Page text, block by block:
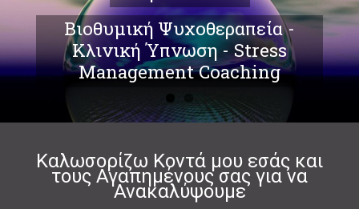
Βιοθυμική Ψυχοθεραπεία -
Κλινική Ύπνωση - Stress
Management Coaching
Καλωσορίζω Κοντά μου εσάς και
τους Αγαπημένους σας για να
Ανακαλύψουμε